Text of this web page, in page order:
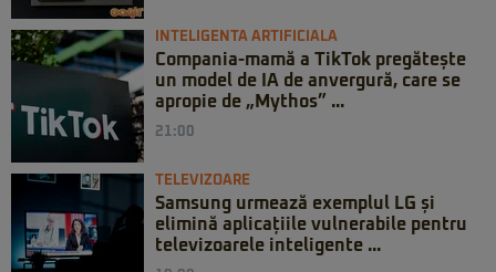
INTELIGENTA ARTIFICIALA
Compania-mamă a TikTok pregătește
un model de IA de anvergură, care se
apropie de „Mythos” ...
21:00
TELEVIZOARE
Samsung urmează exemplul LG și
elimină aplicațiile vulnerabile pentru
televizoarele inteligente ...